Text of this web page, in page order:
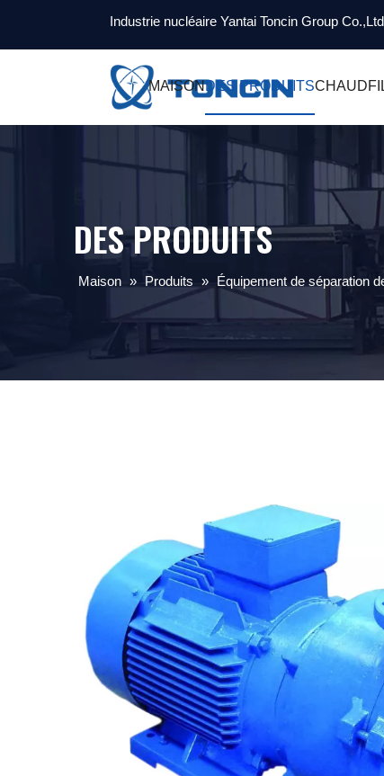
Industrie nucléaire Yantai Toncin Group
MAISONDES PRODUITSCHAUD
DES PRODUITS
Maison » Produits » Équipement de séparation